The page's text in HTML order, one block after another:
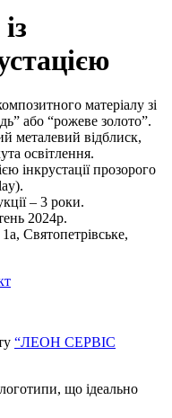
матеріалу зі
або “рожеве золото”.
металевий відблиск,
освітлення.
інкрустації прозорого
– 3 роки.
2024р.
Святопетрівське,
“ЛЕОН СЕРВІС
що ідеально